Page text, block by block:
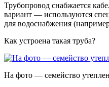
Трубопровод снабжается
вариант — используются
для водоснабжения
Как устроена такая труба?
На фото — семейство